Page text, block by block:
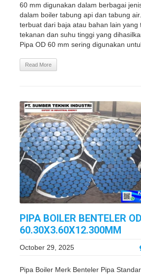
60 mm digunakan dalam berbagai
dalam boiler tabung api dan tabung
terbuat dari baja atau bahan lain yang
tekanan dan suhu tinggi yang
Pipa OD 60 mm sering digunakan
Read More
PIPA BOILER BENTELER OD
60.30X3.60X12.300MM
October 29, 2025
Pipa Boiler Merk Benteler Pipa